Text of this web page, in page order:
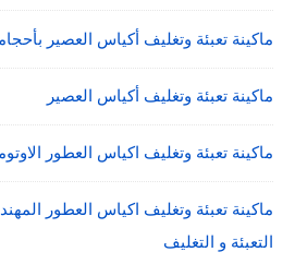
ماكينة تعبئة وتغليف أكياس العصير
ماكينة تعبئة وتغليف أكياس العصير
ماكينة تعبئة وتغليف اكياس العطور
ماكينة تعبئة وتغليف اكياس العطور
التعبئة و التغليف